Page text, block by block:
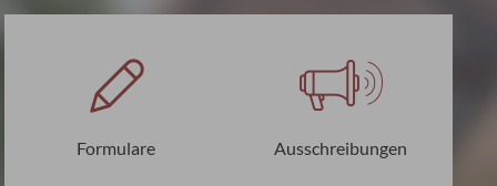
Formulare Ausschreibungen